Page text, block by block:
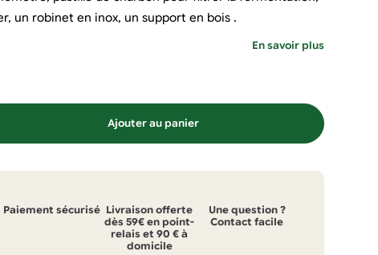
un robinet en inox, un support en bois .
En savoir plus
Ajouter au panier
Paiement sécurisé Livraison offerte
dès 59€ en point-
relais et 90 € à
domicile
Une question ?
Contact facile